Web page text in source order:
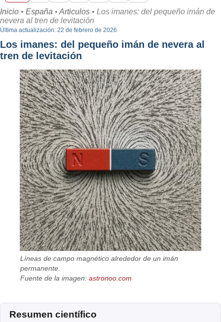
Inicio • España • Articulos • Los imanes: del pequeño imán de
nevera al tren de levitación
Última actualización: 22 de febrero de 2026
Los imanes: del pequeño imán de nevera al
tren de levitación
Líneas de campo magnético alrededor de un imán
permanente.
Fuente de la imagen:astronoo.com
Resumen científico